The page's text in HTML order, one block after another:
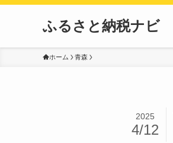
ふるさと納税ナビ
ホーム 青森
2025
4/12